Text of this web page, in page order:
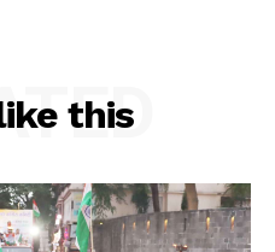
this